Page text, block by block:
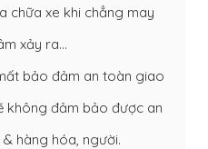
chữa xe khi chẳng may
xảy ra…
bảo đảm an toàn giao
không đảm bảo được an
hàng hóa, người.